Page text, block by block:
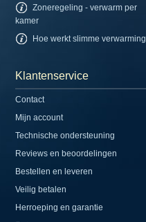
Zoneregeling - verwarm per
kamer
Hoe werkt slimme verwarming
Klantenservice
Contact
Mijn account
Technische ondersteuning
Reviews en beoordelingen
Bestellen en leveren
Veilig betalen
Herroeping en garantie